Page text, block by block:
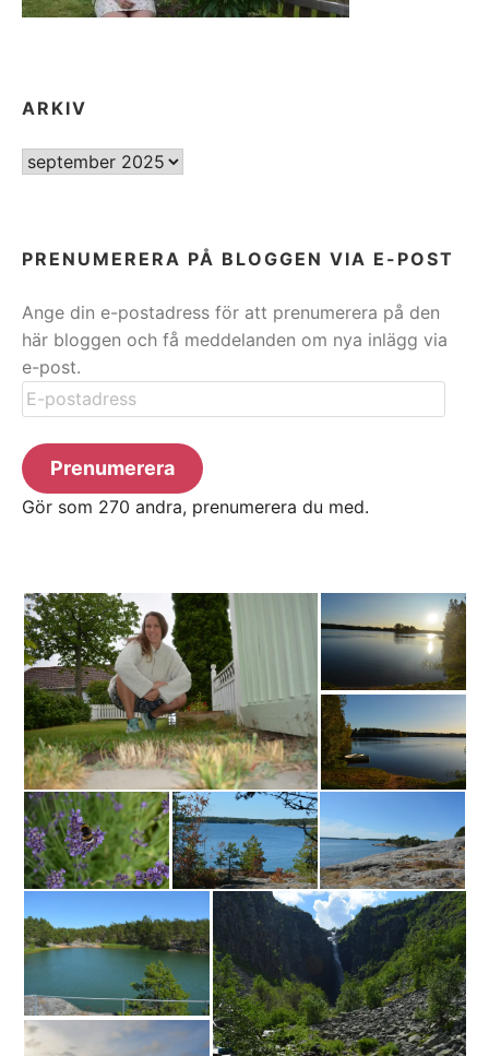
ARKIV
ARKIV
PRENUMERERA PÅ BLOGGEN VIA E-POST
Ange din e-postadress för att prenumerera på den
här bloggen och få meddelanden om nya inlägg via
e-post.
E-
postadress
Prenumerera
Gör som 270 andra, prenumerera du med.